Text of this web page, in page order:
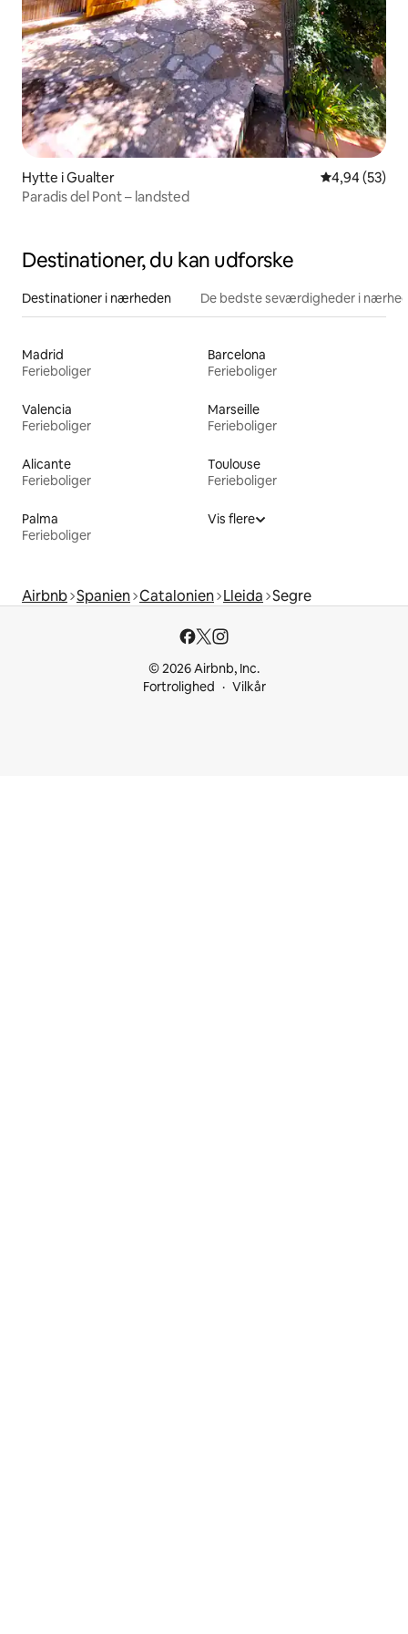
Hytte i Gualter 4,94 ud af 5 i
4,94 (53)
Paradis del Pont – landsted
Destinationer, du kan udforske
Destinationer i nærheden De bedste seværdigheder i
Madrid
Ferieboliger
Barcelona
Ferieboliger
Valencia
Ferieboliger
Marseille
Ferieboliger
Alicante
Ferieboliger
Toulouse
Ferieboliger
Palma
Ferieboliger
Vis flere
Airbnb Spanien Catalonien Lleida Segre
© 2026 Airbnb, Inc.
Fortrolighed
Vilkår